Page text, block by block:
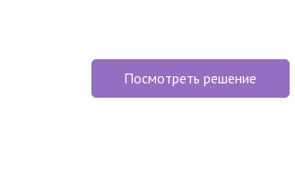
Посмотреть решение